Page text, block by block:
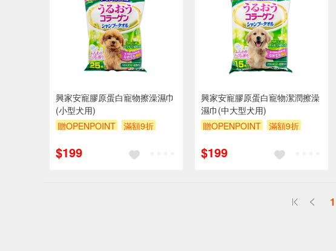
興家安寵膠原蛋白寵物擦澡濕巾
(小型犬用)
贈OPENPOINT
滿額9折
$199
興家安寵膠原蛋白寵物潔潤擦澡
濕巾(中大型犬用)
贈OPENPOINT
滿額9折
$199
1